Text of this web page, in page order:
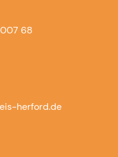
68
herford.​de